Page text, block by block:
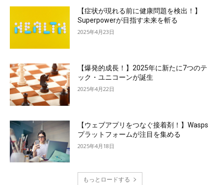
【症状が現れる前に健康問題を検出！】
Superpowerが目指す未来を斬る
2025年4月23日
【爆発的成長！】2025年に新たに7つのテ
ック・ユニコーンが誕生
2025年4月22日
【ウェブアプリをつなぐ接着剤！】Wasps
プラットフォームが注目を集める
2025年4月18日
もっとロードする